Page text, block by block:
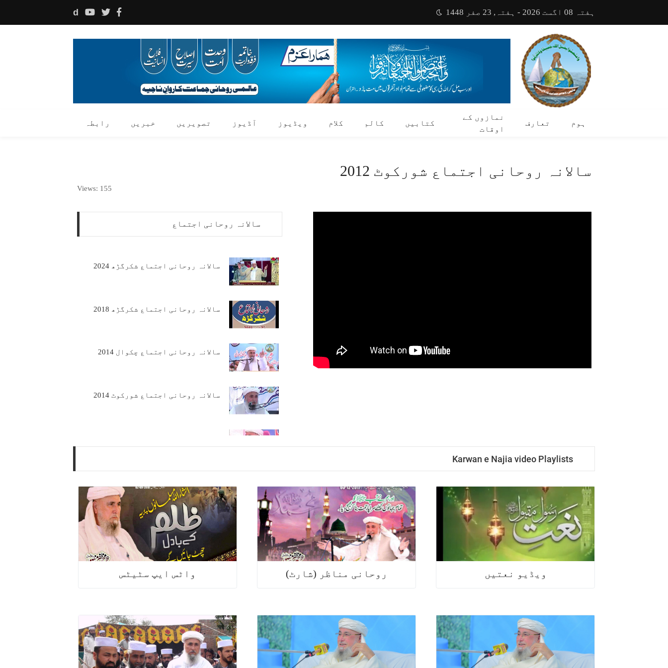
ہفتہ 08 اگست 2026 - ہفتہ, 23 صفر 1448 d
ہوم تعارف
نمازوں کے
اوقات
کتابیں کالم کلام ویڈیوز آڈیوز تصویریں خبریں رابطہ
سالانہ روحانی اجتماع شورکوٹ 2012
Views: 155
سالانہ روحانی اجتماع
سالانہ روحانی اجتماع شکرگڑھ 2024
سالانہ روحانی اجتماع شکرگڑھ 2018
سالانہ روحانی اجتماع چکوال 2014
سالانہ روحانی اجتماع شورکوٹ 2014
سالانہ روحانی اجتماع شکرگڑھ 2013
سالانہ روحانی اجتماع اٹک 2018
Karwan e Najia video Playlists
ویڈیو نعتیں روحانی مناظر (شارٹ) واٹس ایپ سٹیٹس